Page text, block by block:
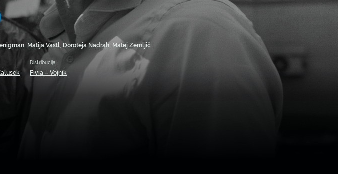
Matija Vastl Doroteja Nadrah Matej Zemljič
Distribucija
Fivia – Vojnik